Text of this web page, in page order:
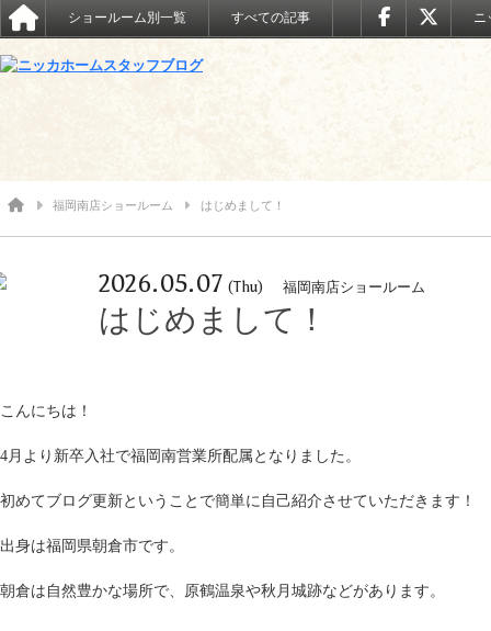
ショールーム別一覧 すべての記事 ニ
福岡南店ショールーム はじめまして！
2026.05.07 (Thu) 福岡南店ショールーム
はじめまして！
こんにちは！
4月より新卒入社で福岡南営業所配属となりました。
初めてブログ更新ということで簡単に自己紹介させていただきます！
出身は福岡県朝倉市です。
朝倉は自然豊かな場所で、原鶴温泉や秋月城跡などがあります。